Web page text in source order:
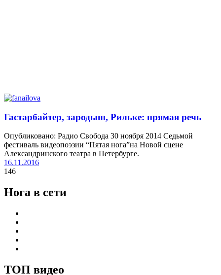
Гастарбайтер, зародыш, Рильке: прямая речь
Опубликовано: Радио Свобода 30 ноября 2014 Седьмой
фестиваль видеопоэзии “Пятая нога”на Новой сцене
Александринского театра в Петербурге.
16.11.2016
146
Нога в сети
ТОП видео